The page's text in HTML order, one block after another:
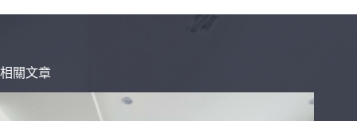
相關文章